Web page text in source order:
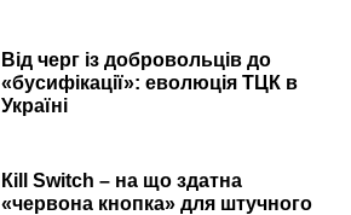
Від черг із добровольців до
«бусифікації»: еволюція ТЦК в
Україні
Кill Switch – на що здатна
«червона кнопка» для штучного